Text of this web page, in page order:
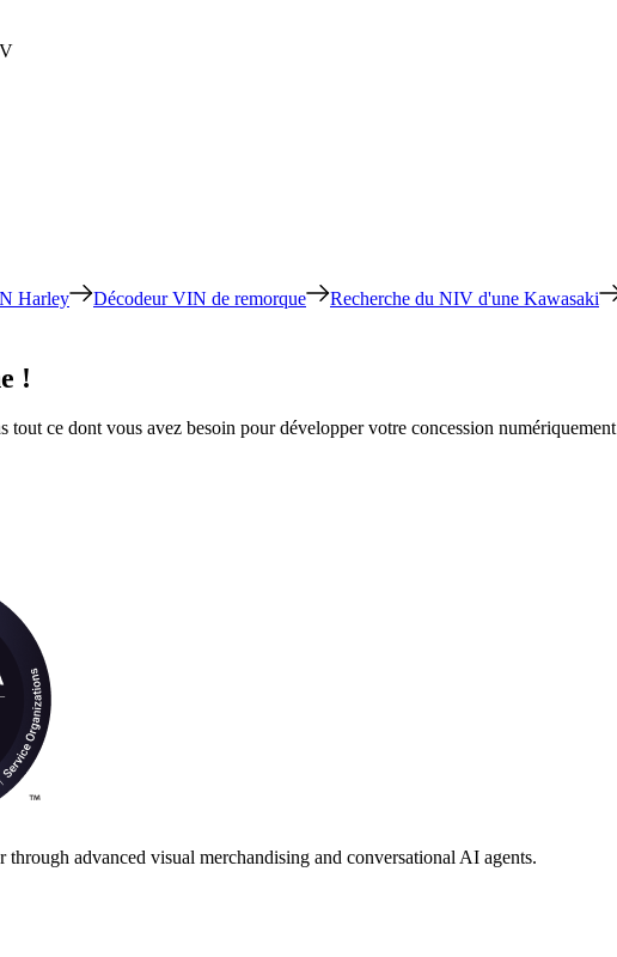
Harley Décodeur VIN de remorque Recherche du NIV d'une Kawasaki
!
ce dont vous avez besoin pour développer votre concession numériquement
advanced visual merchandising and conversational AI agents.